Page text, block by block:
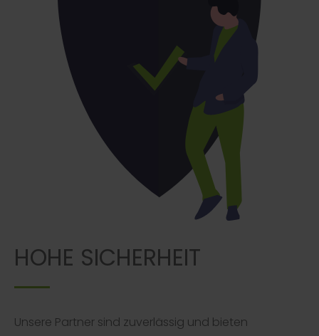
HOHE SICHERHEIT
Unsere Partner sind zuverlässig und bieten